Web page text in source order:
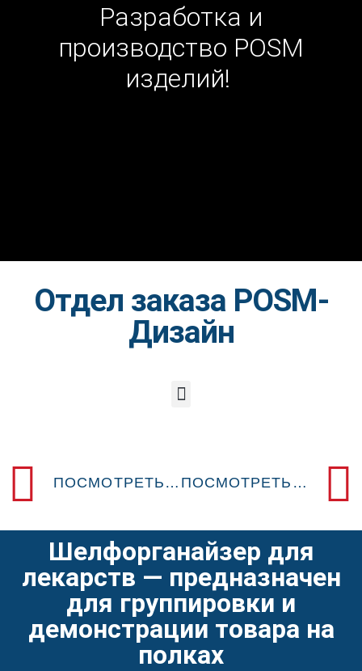
Разработка и
производство POSM
изделий!
Отдел заказа POSM-
Дизайн
ПОСМОТРЕТЬ ПРЕДЫДУЩИЙ POSM-ДИЗАЙН ПОСМОТРЕТЬ СЛЕДУЮЩИЙ POSM-ДИЗАЙН
Шелфорганайзер для
лекарств — предназначен
для группировки и
демонстрации товара на
полках